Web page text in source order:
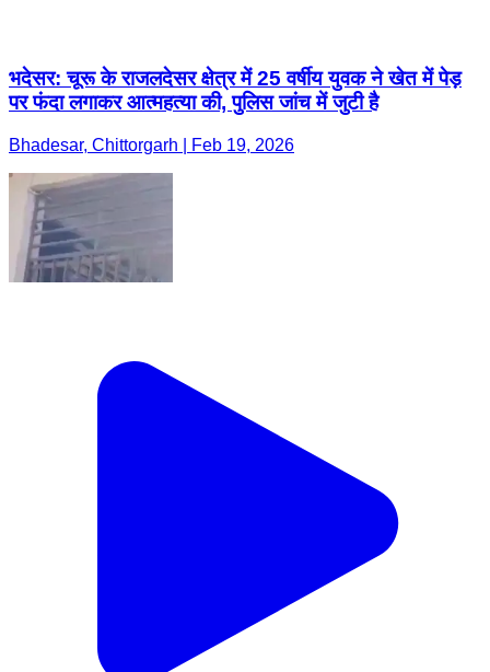
भदेसर: चूरू के राजलदेसर क्षेत्र में 25 वर्षीय युवक ने खेत में पेड़
पर फंदा लगाकर आत्महत्या की, पुलिस जांच में जुटी है
Bhadesar, Chittorgarh | Feb 19, 2026